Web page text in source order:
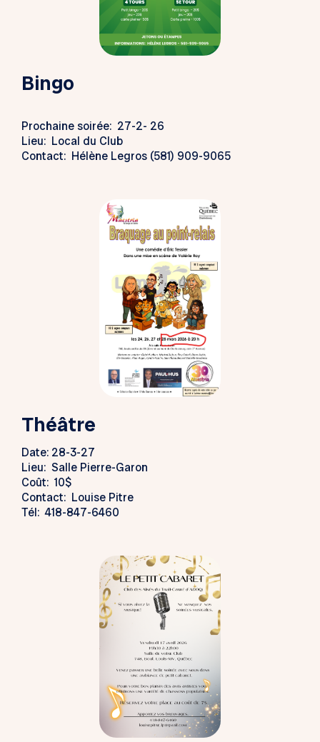
Bingo
Prochaine soirée: 27-2- 26
Lieu: Local du Club
Contact: Hélène Legros (581) 909-9065
Théâtre
Date: 28-3-27
Lieu: Salle Pierre-Garon
Coût: 10$
Contact: Louise Pitre
Tél: 418-847-6460